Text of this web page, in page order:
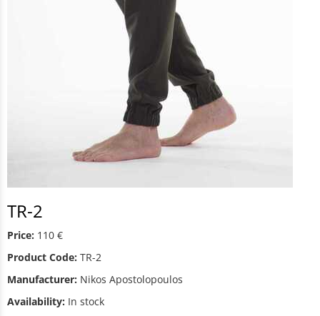
TR-2
Price: 110 €
Product Code: TR-2
Manufacturer: Nikos Apostolopoulos
Availability: In stock